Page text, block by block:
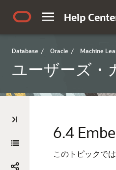
Help
Database / Oracle / Machine
ユーザーズ・
6.4
このトピックで